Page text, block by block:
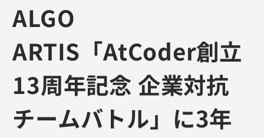
ALGO
ARTIS「AtCoder創立
13周年記念 企業対抗
チームバトル」に3年